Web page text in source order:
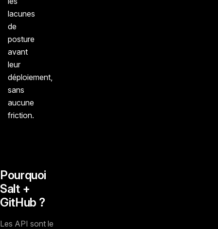
lacunes
de
posture
avant
leur
déploiement,
sans
aucune
friction.
Pourquoi
Salt +
GitHub ?
Les API sont le